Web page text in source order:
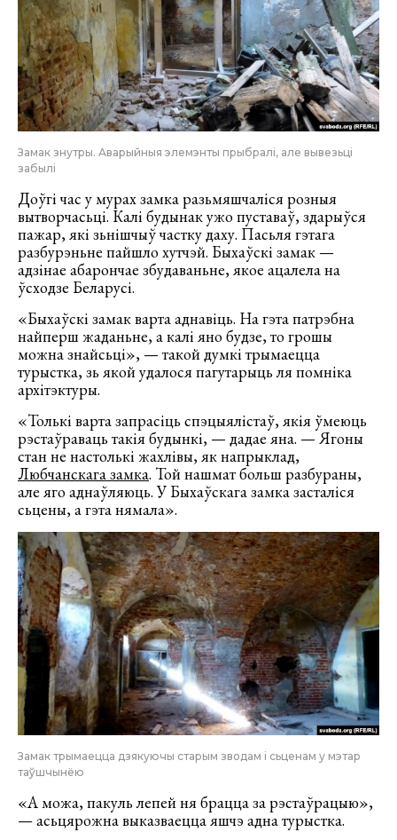
Замак знутры. Аварыйныя элемэнты прыбралі, але вывезьці
забылі
Доўгі час у мурах замка разьмяшчаліся розныя
вытворчасьці. Калі будынак ужо пуставаў, здарыўся
пажар, які зьнішчыў частку даху. Пасьля гэтага
разбурэньне пайшло хутчэй. Быхаўскі замак —
адзінае абарончае збудаваньне, якое ацалела на
ўсходзе Беларусі.
«Быхаўскі замак варта аднавіць. На гэта патрэбна
найперш жаданьне, а калі яно будзе, то грошы
можна знайсьці», — такой думкі трымаецца
турыстка, зь якой удалося пагутарыць ля помніка
архітэктуры.
«Толькі варта запрасіць спэцыялістаў, якія ўмеюць
рэстаўраваць такія будынкі, — дадае яна. — Ягоны
стан не настолькі жахлівы, як напрыклад,
Любчанскага замка. Той нашмат больш разбураны,
але яго аднаўляюць. У Быхаўскага замка засталіся
сьцены, а гэта нямала».
Замак трымаецца дзякуючы старым зводам і сьценам у мэтар
таўшчынёю
«А можа, пакуль лепей ня брацца за рэстаўрацыю»,
— асьцярожна выказваецца яшчэ адна турыстка.